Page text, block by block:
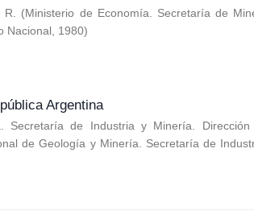
R. (Ministerio de Economía. Secretaría de
Nacional , 1980)
Argentina
Secretaría de Industria y Minería. Dirección
de Geología y Minería. Secretaría de